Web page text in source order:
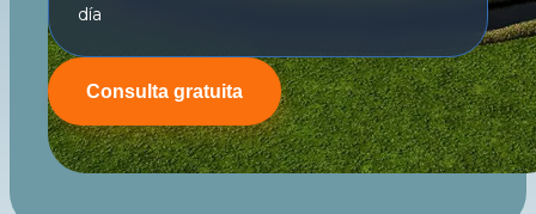
día
Consulta gratuita